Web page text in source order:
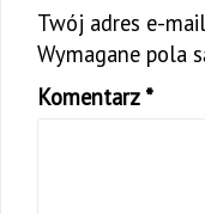
Twój adres e-
Wymagane pola
Komentarz *